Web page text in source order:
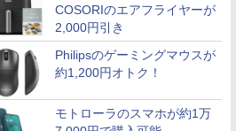
COSORIのエアフライヤーが
2,000円引き
Philipsのゲーミングマウスが
約1,200円オトク！
モトローラのスマホが約1万